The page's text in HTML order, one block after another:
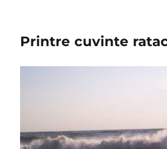
Printre cuvinte